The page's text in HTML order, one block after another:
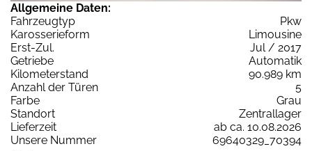
Allgemeine Daten:
Fahrzeugtyp
Pkw
Karosserieform
Limousine
Erst-Zul.
Jul / 2017
Getriebe
Automatik
Kilometerstand
90.989 km
Anzahl der Türen
5
Farbe
Grau
Standort
Zentrallager
Lieferzeit
ab ca. 10.08.2026
Unsere Nummer
69640329_70394